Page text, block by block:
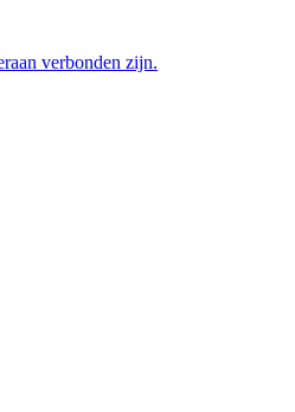
verbonden zijn.